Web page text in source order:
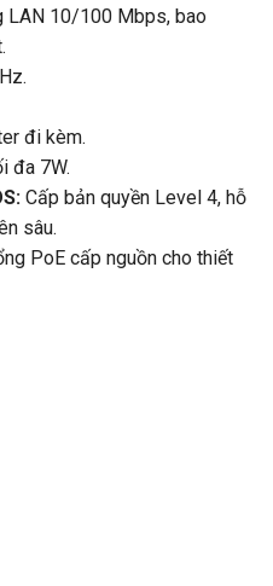
LAN 10/100 Mbps, bao
đi kèm.
đa 7W.
Cấp bản quyền Level 4, hỗ
sâu.
PoE cấp nguồn cho thiết